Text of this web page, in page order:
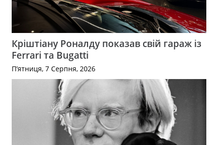
Кріштіану Роналду показав свій гараж із
Ferrari та Bugatti
П’ятниця, 7 Серпня, 2026